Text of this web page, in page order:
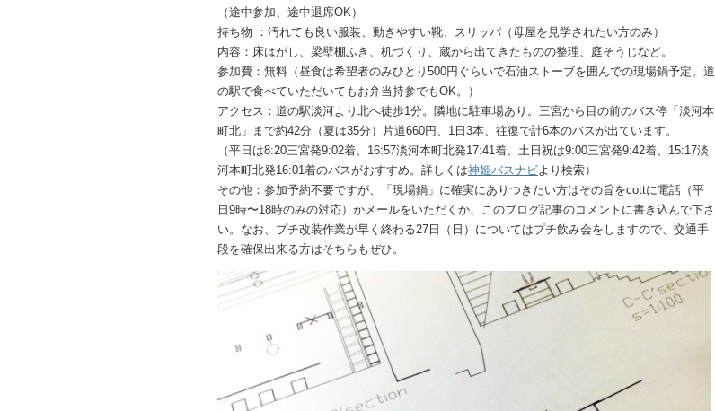
（途中参加、途中退席OK）
持ち物 ：汚れても良い服装、動きやすい靴、スリッパ（母屋を見学されたい方のみ）
内容：床はがし、梁壁棚ふき、机づくり、蔵から出てきたものの整理、庭そうじなど。
参加費：無料（昼食は希望者のみひとり500円ぐらいで石油ストーブを囲んでの現場鍋予定。道
の駅で食べていただいてもお弁当持参でもOK。）
アクセス：道の駅淡河より北へ徒歩1分。隣地に駐車場あり。三宮から目の前のバス停「淡河本
町北」まで約42分（夏は35分）片道660円、1日3本、往復で計6本のバスが出ています。
（平日は8:20三宮発9:02着、16:57淡河本町北発17:41着、土日祝は9:00三宮発9:42着、15:17淡
河本町北発16:01着のバスがおすすめ。詳しくは神姫バスナビより検索）
その他：参加予約不要ですが、「現場鍋」に確実にありつきたい方はその旨をcottに電話（平
日9時〜18時のみの対応）かメールをいただくか、このブログ記事のコメントに書き込んで下さ
い。なお、プチ改装作業が早く終わる27日（日）についてはプチ飲み会をしますので、交通手
段を確保出来る方はそちらもぜひ。